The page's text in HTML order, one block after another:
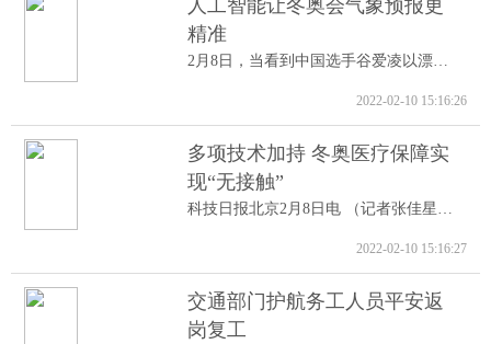
人工智能让冬奥会气象预报更
精准
2022-02-10 15:16:26
多项技术加持 冬奥医疗保障实
现“无接触”
2022-02-10 15:16:27
交通部门护航务工人员平安返
岗复工